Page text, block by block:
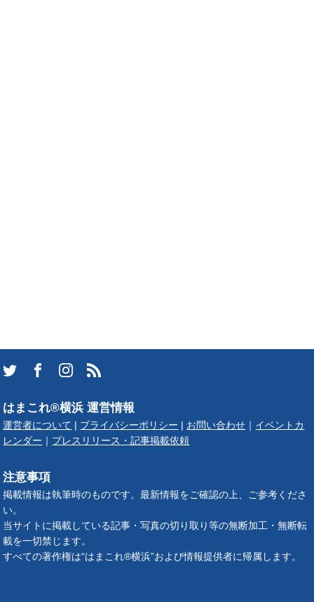
はまこれ®横浜 運営情報
運営者について プライバシーポリシー お問い合わせ
イベントカ
レンダー
プレスリリース・記事掲載依頼
注意事項
掲載情報は執筆時のものです。最新情報をご確認の上、ご参考くださ
い。
当サイトに掲載している記事・写真の切り取り等の無断加工・無断転
載を一切禁じます。
すべての著作権は“はまこれ®横浜”および情報提供者に帰属します。